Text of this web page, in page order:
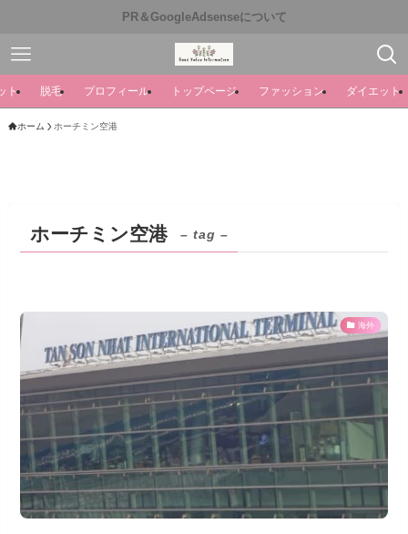
PR＆GoogleAdsenseについて
ト 脱毛 プロフィール トップページ ファッション ダイエット
ホーム ホーチミン空港
ホーチミン空港 – tag –
海外